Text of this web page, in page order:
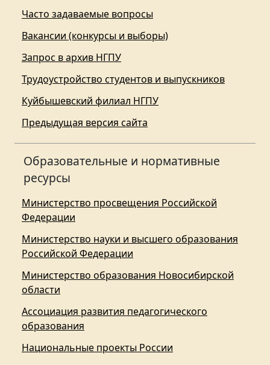
Часто задаваемые вопросы
Вакансии (конкурсы и выборы)
Запрос в архив НГПУ
Трудоустройство студентов и выпускников
Куйбышевский филиал НГПУ
Предыдущая версия сайта
Образовательные и нормативные
ресурсы
Министерство просвещения Российской
Федерации
Министерство науки и высшего образования
Российской Федерации
Министерство образования Новосибирской
области
Ассоциация развития педагогического
образования
Национальные проекты России